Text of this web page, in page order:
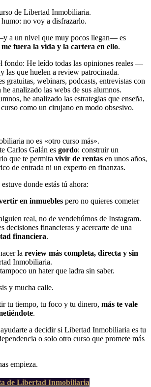
de Libertad Inmobiliaria.
no voy a disfrazarlo.
a un nivel que muy pocos llegan— es
fuera la vida y la cartera en ello.
fondo: He leído todas las opiniones reales —
las que huelen a review patrocinada.
gratuitas, webinars, podcasts, entrevistas con
analizado las webs de sus alumnos.
he analizado las estrategias que enseña,
como un cirujano en modo obsesivo.
no es «otro curso más».
Carlos Galán es gordo: construir un
que te permita vivir de rentas en unos años,
de entrada ni un experto en finanzas.
donde estás tú ahora:
en inmuebles pero no quieres cometer
real, no de vendehúmos de Instagram.
decisiones financieras y acercarte de una
financiera.
la review más completa, directa y sin
Inmobiliaria.
un hater que ladra sin saber.
y mucha calle.
tu tiempo, tu foco y tu dinero, más te vale
.
a decidir si Libertad Inmobiliaria es tu
o solo otro curso que promete más
empieza.
de Libertad Inmobiliaria